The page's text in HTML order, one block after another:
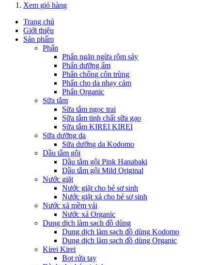
Xem giỏ hàng
Trang chủ
Giới thiệu
Sản phẩm
Phấn
Phấn ngăn ngừa rôm sảy
Phấn dưỡng ẩm
Phấn chống côn trùng
Phấn cho da nhạy cảm
Phấn Organic
Sữa tắm
Sữa tắm ngọc trai
Sữa tắm tinh chất sữa gạo
Sữa tắm KIREI KIREI
Sữa dưỡng da
Sữa dưỡng da Kodomo
Dầu tắm gội
Dầu tắm gội Pink Hanabaki
Dầu tắm gội Mild Original
Nước giặt
Nước giặt cho bé sơ sinh
Nước giặt xả cho bé sơ sinh
Nước xả mềm vải
Nước xả Organic
Dung dịch làm sạch đồ dùng
Dung dịch làm sạch đồ dùng Kodomo
Dung dịch làm sạch đồ dùng Organic
Kirei Kirei
Bọt rửa tay